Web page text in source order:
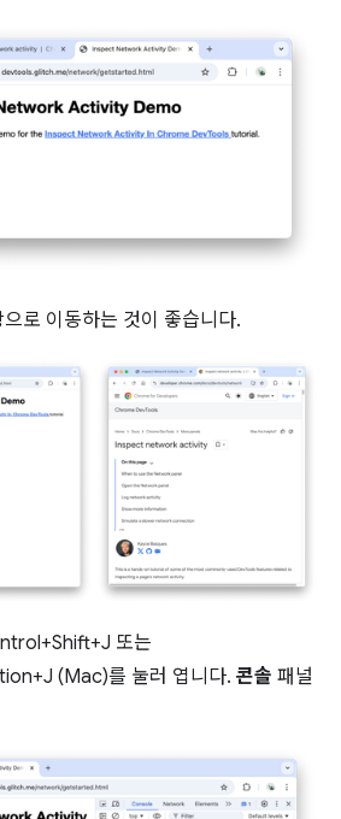
로 이동하는 것이 좋습니다.
또는
(Mac)를 눌러 엽니다. 콘솔 패널